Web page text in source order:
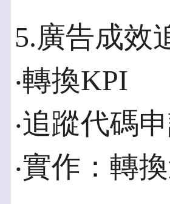
5.廣告成效
‧轉換KPI
‧追蹤代碼
‧實作：轉